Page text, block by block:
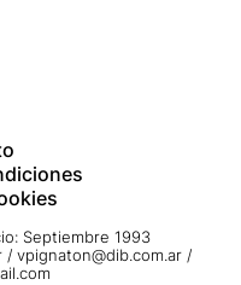
Septiembre 1993
/ vpignaton@dib.com.ar /